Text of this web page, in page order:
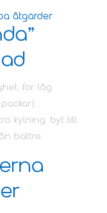
åtgärder
för låg
kylning, byt till
bättre.